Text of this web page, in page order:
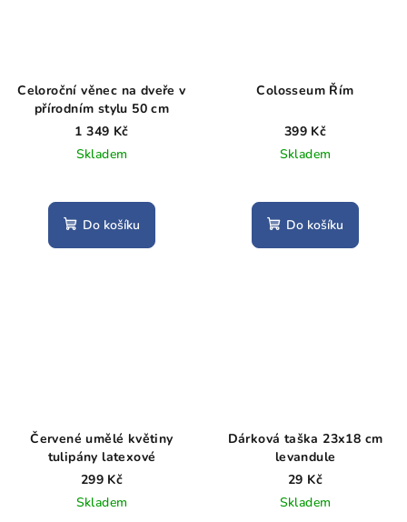
Celoroční věnec na dveře v
přírodním stylu 50 cm
1 349 Kč
Skladem
Do košíku
Colosseum Řím
399 Kč
Skladem
Do košíku
Červené umělé květiny
tulipány latexové
299 Kč
Skladem
Dárková taška 23x18 cm
levandule
29 Kč
Skladem